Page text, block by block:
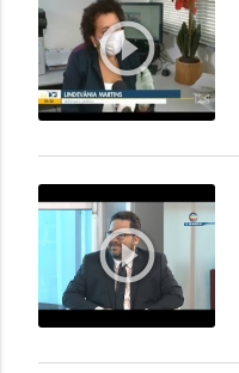
play_circle_outline
play_circle_outline